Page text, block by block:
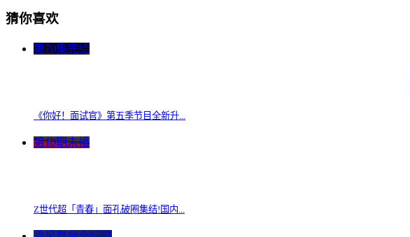
猜你喜欢
第70集完结
《你好！面试官》第五季节目全新升...
第10期未播
Z世代超「青春」面孔破圈集结!国内...